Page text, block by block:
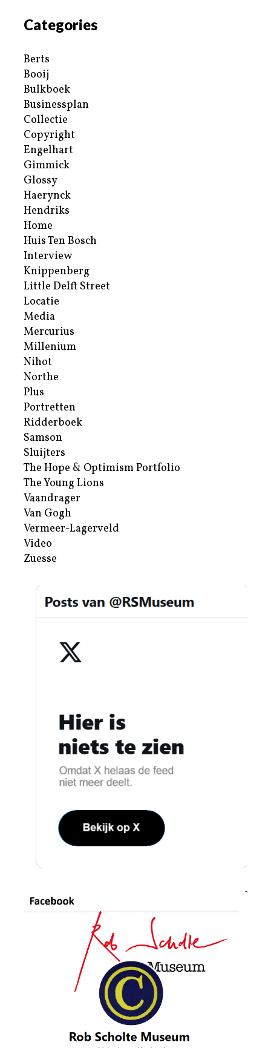
Categories
Berts
Booij
Bulkboek
Businessplan
Collectie
Copyright
Engelhart
Gimmick
Glossy
Haerynck
Hendriks
Home
Huis Ten Bosch
Interview
Knippenberg
Little Delft Street
Locatie
Media
Mercurius
Millenium
Nihot
Northe
Plus
Portretten
Ridderboek
Samson
Sluijters
The Hope & Optimism Portfolio
The Young Lions
Vaandrager
Van Gogh
Vermeer-Lagerveld
Video
Zuesse